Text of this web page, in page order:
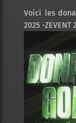
Voici les
2025 -ZEVENT